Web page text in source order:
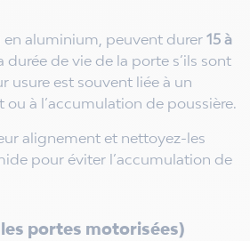
en aluminium, peuvent durer 15 à
durée de vie de la porte s’ils sont
usure est souvent liée à un
à l’accumulation de poussière.
alignement et nettoyez-les
pour éviter l’accumulation de
portes motorisées)